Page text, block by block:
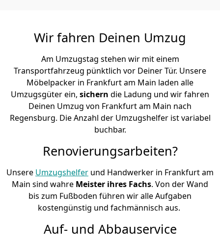
Wir fahren Deinen Umzug
Am Umzugstag stehen wir mit einem
Transportfahrzeug pünktlich vor Deiner Tür. Unsere
Möbelpacker in Frankfurt am Main laden alle
Umzugsgüter ein, sichern die Ladung und wir fahren
Deinen Umzug von Frankfurt am Main nach
Regensburg. Die Anzahl der Umzugshelfer ist variabel
buchbar.
Renovierungsarbeiten?
Unsere Umzugshelfer und Handwerker in Frankfurt am
Main sind wahre Meister ihres Fachs. Von der Wand
bis zum Fußboden führen wir alle Aufgaben
kostengünstig und fachmännisch aus.
Auf- und Abbauservice